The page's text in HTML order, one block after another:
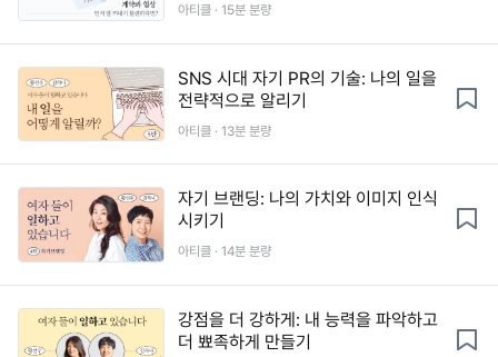
아티클 · 15분 분량
SNS 시대 자기 PR의 기술: 나의 일을
전략적으로 알리기
아티클 · 13분 분량
자기 브랜딩: 나의 가치와 이미지 인식
시키기
아티클 · 14분 분량
강점을 더 강하게: 내 능력을 파악하고
더 뾰족하게 만들기